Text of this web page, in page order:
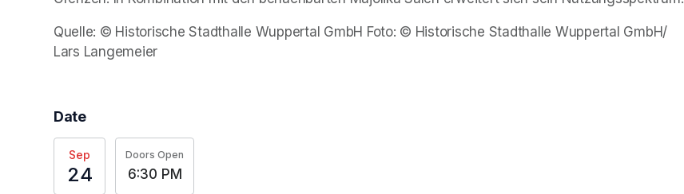
Quelle: © Historische Stadthalle Wuppertal GmbH Foto: © Historische Stadthalle Wuppertal GmbH/
Lars Langemeier
Date
Sep
24
Doors Open
6:30 PM